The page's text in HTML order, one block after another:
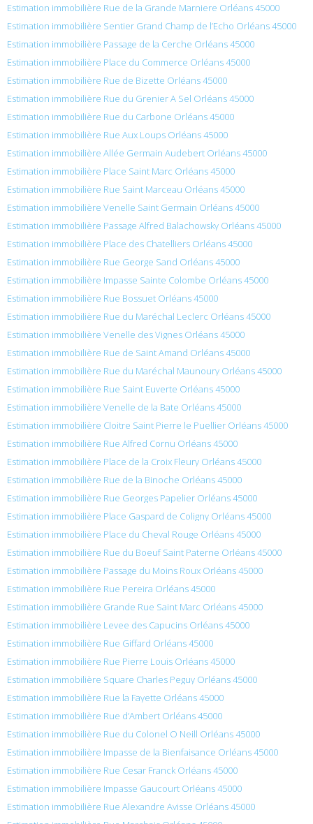
Estimation immobilière Rue de la Grande Marniere Orléans 45000
Estimation immobilière Sentier Grand Champ de l’Echo Orléans 45000
Estimation immobilière Passage de la Cerche Orléans 45000
Estimation immobilière Place du Commerce Orléans 45000
Estimation immobilière Rue de Bizette Orléans 45000
Estimation immobilière Rue du Grenier A Sel Orléans 45000
Estimation immobilière Rue du Carbone Orléans 45000
Estimation immobilière Rue Aux Loups Orléans 45000
Estimation immobilière Allée Germain Audebert Orléans 45000
Estimation immobilière Place Saint Marc Orléans 45000
Estimation immobilière Rue Saint Marceau Orléans 45000
Estimation immobilière Venelle Saint Germain Orléans 45000
Estimation immobilière Passage Alfred Balachowsky Orléans 45000
Estimation immobilière Place des Chatelliers Orléans 45000
Estimation immobilière Rue George Sand Orléans 45000
Estimation immobilière Impasse Sainte Colombe Orléans 45000
Estimation immobilière Rue Bossuet Orléans 45000
Estimation immobilière Rue du Maréchal Leclerc Orléans 45000
Estimation immobilière Venelle des Vignes Orléans 45000
Estimation immobilière Rue de Saint Amand Orléans 45000
Estimation immobilière Rue du Maréchal Maunoury Orléans 45000
Estimation immobilière Rue Saint Euverte Orléans 45000
Estimation immobilière Venelle de la Bate Orléans 45000
Estimation immobilière Cloitre Saint Pierre le Puellier Orléans 45000
Estimation immobilière Rue Alfred Cornu Orléans 45000
Estimation immobilière Place de la Croix Fleury Orléans 45000
Estimation immobilière Rue de la Binoche Orléans 45000
Estimation immobilière Rue Georges Papelier Orléans 45000
Estimation immobilière Place Gaspard de Coligny Orléans 45000
Estimation immobilière Place du Cheval Rouge Orléans 45000
Estimation immobilière Rue du Boeuf Saint Paterne Orléans 45000
Estimation immobilière Passage du Moins Roux Orléans 45000
Estimation immobilière Rue Pereira Orléans 45000
Estimation immobilière Grande Rue Saint Marc Orléans 45000
Estimation immobilière Levee des Capucins Orléans 45000
Estimation immobilière Rue Giffard Orléans 45000
Estimation immobilière Rue Pierre Louis Orléans 45000
Estimation immobilière Square Charles Peguy Orléans 45000
Estimation immobilière Rue la Fayette Orléans 45000
Estimation immobilière Rue d’Ambert Orléans 45000
Estimation immobilière Rue du Colonel O Neill Orléans 45000
Estimation immobilière Impasse de la Bienfaisance Orléans 45000
Estimation immobilière Rue Cesar Franck Orléans 45000
Estimation immobilière Impasse Gaucourt Orléans 45000
Estimation immobilière Rue Alexandre Avisse Orléans 45000